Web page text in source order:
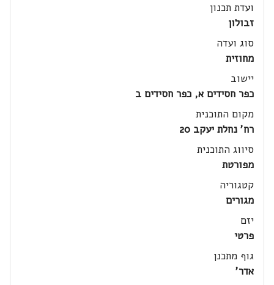
ועדת תכנון
זבולון
סוג ועדה
מחוזית
יישוב
כפר חסידים א, כפר חסידים ב
מקום התוכנית
רח' נחלת יעקב 20
סיווג התוכנית
מפורטת
קטגוריה
מגורים
יזם
פרטי
גוף מתכנן
אדר'